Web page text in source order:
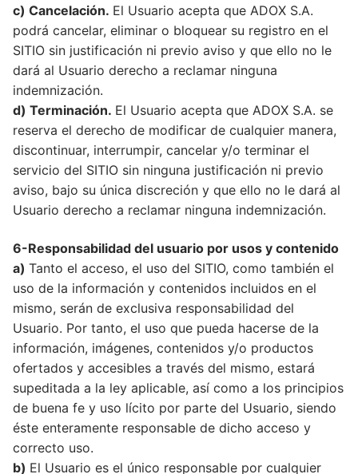
c) Cancelación. El Usuario acepta que ADOX S.A.
podrá cancelar, eliminar o bloquear su registro en el
SITIO sin justificación ni previo aviso y que ello no le
dará al Usuario derecho a reclamar ninguna
indemnización.
d) Terminación. El Usuario acepta que ADOX S.A. se
reserva el derecho de modificar de cualquier manera,
discontinuar, interrumpir, cancelar y/o terminar el
servicio del SITIO sin ninguna justificación ni previo
aviso, bajo su única discreción y que ello no le dará al
Usuario derecho a reclamar ninguna indemnización.
6-Responsabilidad del usuario por usos y contenido
a) Tanto el acceso, el uso del SITIO, como también el
uso de la información y contenidos incluidos en el
mismo, serán de exclusiva responsabilidad del
Usuario. Por tanto, el uso que pueda hacerse de la
información, imágenes, contenidos y/o productos
ofertados y accesibles a través del mismo, estará
supeditada a la ley aplicable, así como a los principios
de buena fe y uso lícito por parte del Usuario, siendo
éste enteramente responsable de dicho acceso y
correcto uso.
b) El Usuario es el único responsable por cualquier